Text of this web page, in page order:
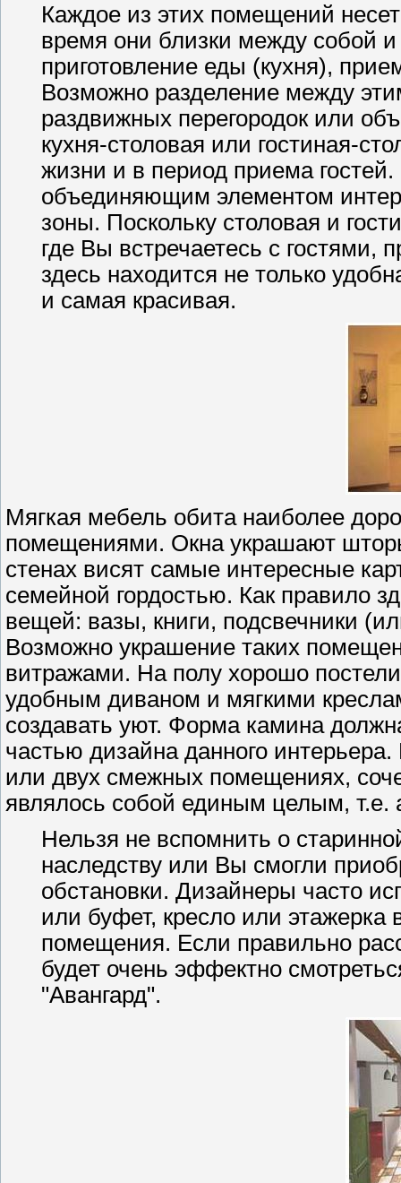
Каждое из этих помещений
время они близки между собой
приготовление еды (кухня),
Возможно разделение между
раздвижных перегородок или
кухня-столовая или гостиная-
жизни и в период приема
объединяющим элементом
зоны. Поскольку столовая и
где Вы встречаетесь с гостями,
здесь находится не только
и самая красивая.
Мягкая мебель обита наиболее
помещениями. Окна украшают
стенах висят самые интересные
семейной гордостью. Как правило
вещей: вазы, книги, подсвечники
Возможно украшение таких
витражами. На полу хорошо
удобным диваном и мягкими
создавать уют. Форма камина
частью дизайна данного
или двух смежных помещениях,
являлось собой единым целым,
Нельзя не вспомнить о
наследству или Вы смогли
обстановки. Дизайнеры часто
или буфет, кресло или
помещения. Если правильно
будет очень эффектно
"Авангард".